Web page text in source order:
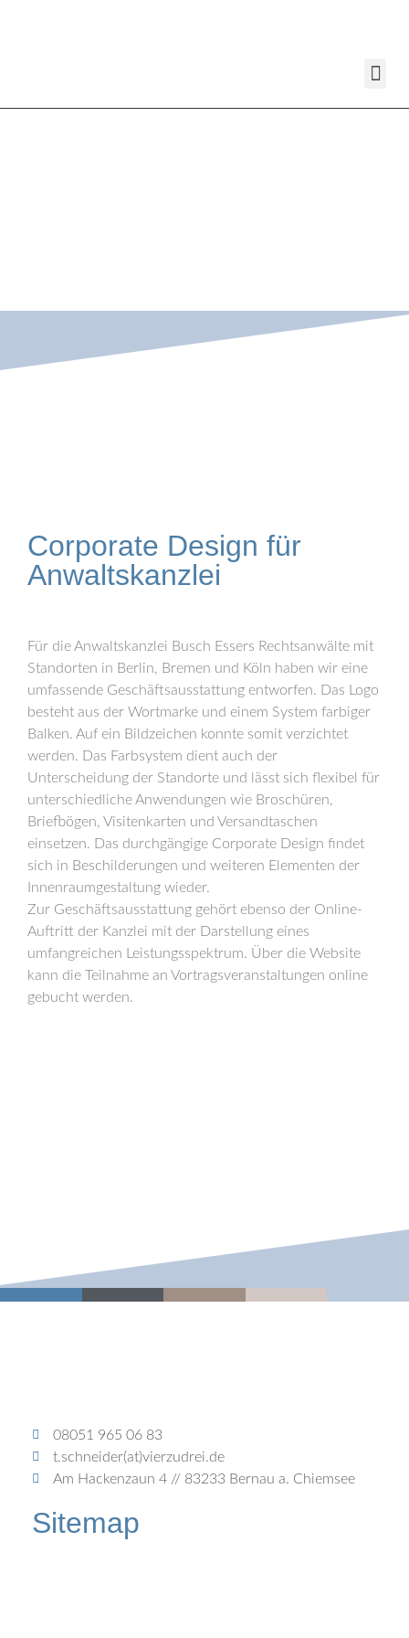
Corporate Design für
Anwaltskanzlei
Für die Anwaltskanzlei Busch Essers Rechtsanwälte mit
Standorten in Berlin, Bremen und Köln haben wir eine
umfassende Geschäftsausstattung entworfen. Das Logo
besteht aus der Wortmarke und einem System farbiger
Balken. Auf ein Bildzeichen konnte somit verzichtet
werden. Das Farbsystem dient auch der
Unterscheidung der Standorte und lässt sich flexibel für
unterschiedliche Anwendungen wie Broschüren,
Briefbögen, Visitenkarten und Versandtaschen
einsetzen. Das durchgängige Corporate Design findet
sich in Beschilderungen und weiteren Elementen der
Innenraumgestaltung wieder.
Zur Geschäftsausstattung gehört ebenso der Online-
Auftritt der Kanzlei mit der Darstellung eines
umfangreichen Leistungsspektrum. Über die Website
kann die Teilnahme an Vortragsveranstaltungen online
gebucht werden.
08051 965 06 83
t.schneider(at)vierzudrei.de
Am Hackenzaun 4 // 83233 Bernau a. Chiemsee
Sitemap